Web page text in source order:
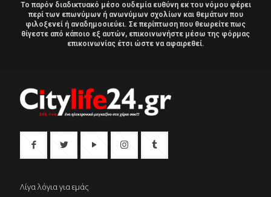
Το παρόν διαδικτυακό μέσο ουδεμία ευθύνη εκ του νόμου φέρει
περί των επωνύμων ή ανωνύμων σχολίων και θεμάτων που
φιλοξενεί ή αναδημοσιεύει. Σε περίπτωση που θεωρείτε πως
θίγεστε από κάποιο εξ αυτών, επικοινωνήστε μέσω της φόρμας
επικοινωνίας έτσι ώστε να αφαιρεθεί.
Λίγα λόγια για εμάς